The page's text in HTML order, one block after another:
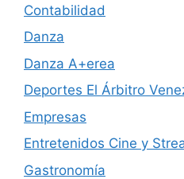
Contabilidad
Danza
Danza A+erea
Deportes El Árbitro
Empresas
Entretenidos Cine y
Gastronomía